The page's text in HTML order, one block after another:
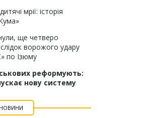
мрії: історія
ще четверо
ворожого удару
по Ізюму
реформують:
нову систему
НОВИНИ